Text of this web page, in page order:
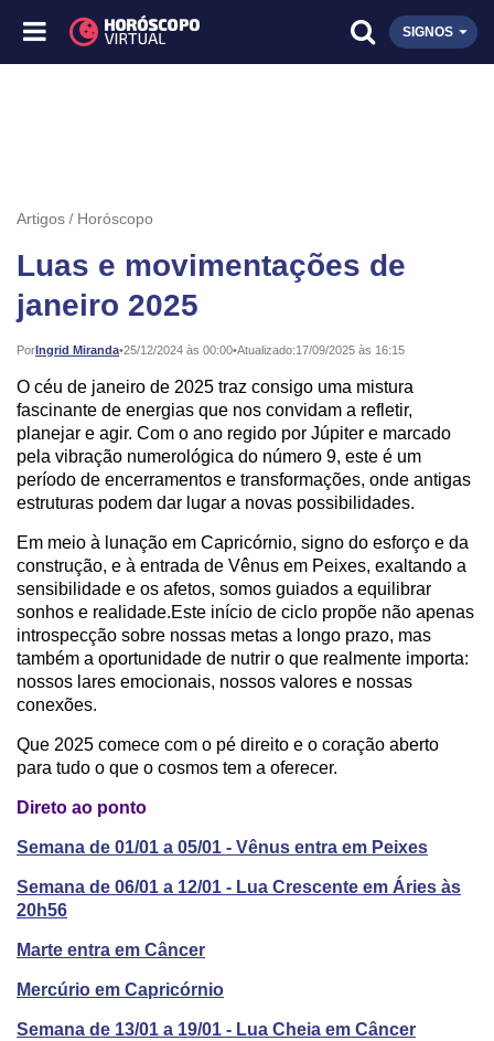
SIGNOS
Artigos Horóscopo
Luas e movimentações de
janeiro 2025
PorIngrid Miranda•
Publicado: 25/12/2024 às 00:00•Atualizado:17/09/2025 às 16:15
O céu de janeiro de 2025 traz consigo uma mistura
fascinante de energias que nos convidam a refletir,
planejar e agir. Com o ano regido por Júpiter e marcado
pela vibração numerológica do número 9, este é um
período de encerramentos e transformações, onde antigas
estruturas podem dar lugar a novas possibilidades.
Em meio à lunação em Capricórnio, signo do esforço e da
construção, e à entrada de Vênus em Peixes, exaltando a
sensibilidade e os afetos, somos guiados a equilibrar
sonhos e realidade.Este início de ciclo propõe não apenas
introspecção sobre nossas metas a longo prazo, mas
também a oportunidade de nutrir o que realmente importa:
nossos lares emocionais, nossos valores e nossas
conexões.
Que 2025 comece com o pé direito e o coração aberto
para tudo o que o cosmos tem a oferecer.
Direto ao ponto
Semana de 01/01 a 05/01 - Vênus entra em Peixes
Semana de 06/01 a 12/01 - Lua Crescente em Áries às
20h56
Marte entra em Câncer
Mercúrio em Capricórnio
Semana de 13/01 a 19/01 - Lua Cheia em Câncer